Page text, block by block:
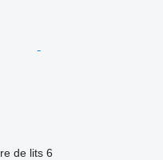
de lits 6